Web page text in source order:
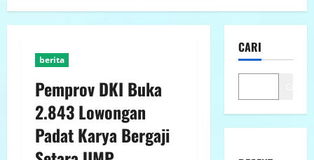
berita
Pemprov DKI Buka
2.843 Lowongan
Padat Karya Bergaji
CARI